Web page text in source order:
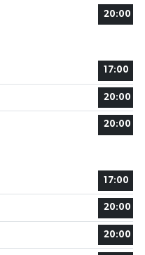
20:00
17:00
20:00
20:00
17:00
20:00
20:00